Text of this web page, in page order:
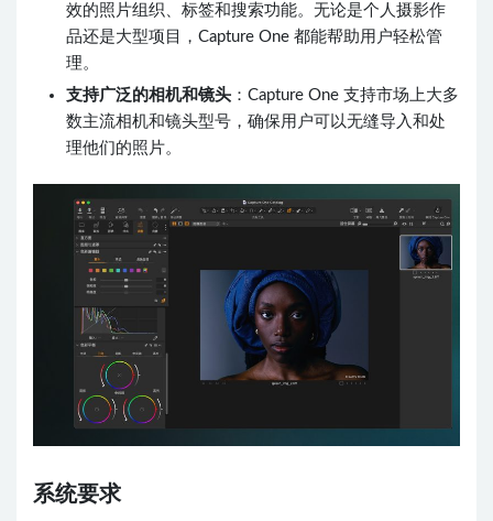
效的照片组织、标签和搜索功能。无论是个人摄影作
品还是大型项目，Capture One 都能帮助用户轻松管
理。
支持广泛的相机和镜头 ：Capture One 支持市场上大多
数主流相机和镜头型号，确保用户可以无缝导入和处
理他们的照片。
系统要求